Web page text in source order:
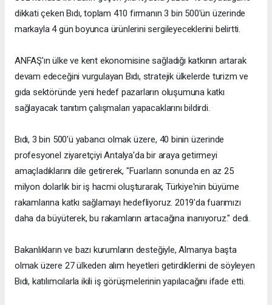
dikkati çeken Bıdı, toplam 410 firmanın 3 bin 500'ün üzerinde
markayla 4 gün boyunca ürünlerini sergileyeceklerini belirtti.
ANFAŞ'ın ülke ve kent ekonomisine sağladığı katkının artarak
devam edeceğini vurgulayan Bıdı, stratejik ülkelerde turizm ve
gıda sektöründe yeni hedef pazarların oluşumuna katkı
sağlayacak tanıtım çalışmaları yapacaklarını bildirdi.
Bıdı, 3 bin 500'ü yabancı olmak üzere, 40 binin üzerinde
profesyonel ziyaretçiyi Antalya'da bir araya getirmeyi
amaçladıklarını dile getirerek, "Fuarların sonunda en az 25
milyon dolarlık bir iş hacmi oluşturarak, Türkiye'nin büyüme
rakamlarına katkı sağlamayı hedefliyoruz. 2019'da fuarımızı
daha da büyüterek, bu rakamların artacağına inanıyoruz." dedi.
Bakanlıkların ve bazı kurumların desteğiyle, Almanya başta
olmak üzere 27 ülkeden alım heyetleri getirdiklerini de söyleyen
Bıdı, katılımcılarla ikili iş görüşmelerinin yapılacağını ifade etti.